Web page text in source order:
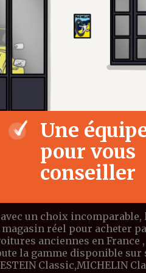
Une
pour vous
conseiller
un choix incomparable,
réel pour acheter
anciennes en France
la gamme disponible
Classic,MICHELIN